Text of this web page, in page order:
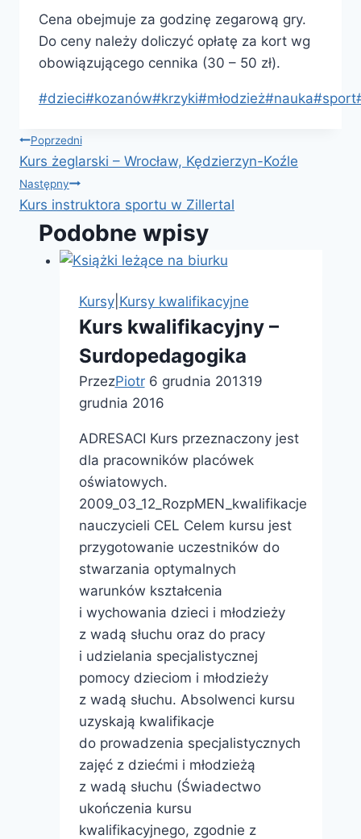
Cena obejmuje za godzinę zegarową gry.
Do ceny należy doliczyć opłatę za kort wg
obowiązującego cennika (30 – 50 zł).
Tagi
#dzieci#kozanów#krzyki#młodzież#nauka#sport
Nawigacja
wpisu
Poprzedni
Kurs żeglarski – Wrocław, Kędzierzyn-Koźle
Następny
Kurs instruktora sportu w Zillertal
Podobne wpisy
Kursy| Kursy kwalifikacyjne
Kurs kwalifikacyjny –
Surdopedagogika
PrzezPiotr 6 grudnia 201319
grudnia 2016
ADRESACI Kurs przeznaczony jest
dla pracowników placówek
oświatowych.
2009_03_12_RozpMEN_kwalifikacje
nauczycieli CEL Celem kursu jest
przygotowanie uczestników do
stwarzania optymalnych
warunków kształcenia
i wychowania dzieci i młodzieży
z wadą słuchu oraz do pracy
i udzielania specjalistycznej
pomocy dzieciom i młodzieży
z wadą słuchu. Absolwenci kursu
uzyskają kwalifikacje
do prowadzenia specjalistycznych
zajęć z dziećmi i młodzieżą
z wadą słuchu (Świadectwo
ukończenia kursu
kwalifikacyjnego, zgodnie z